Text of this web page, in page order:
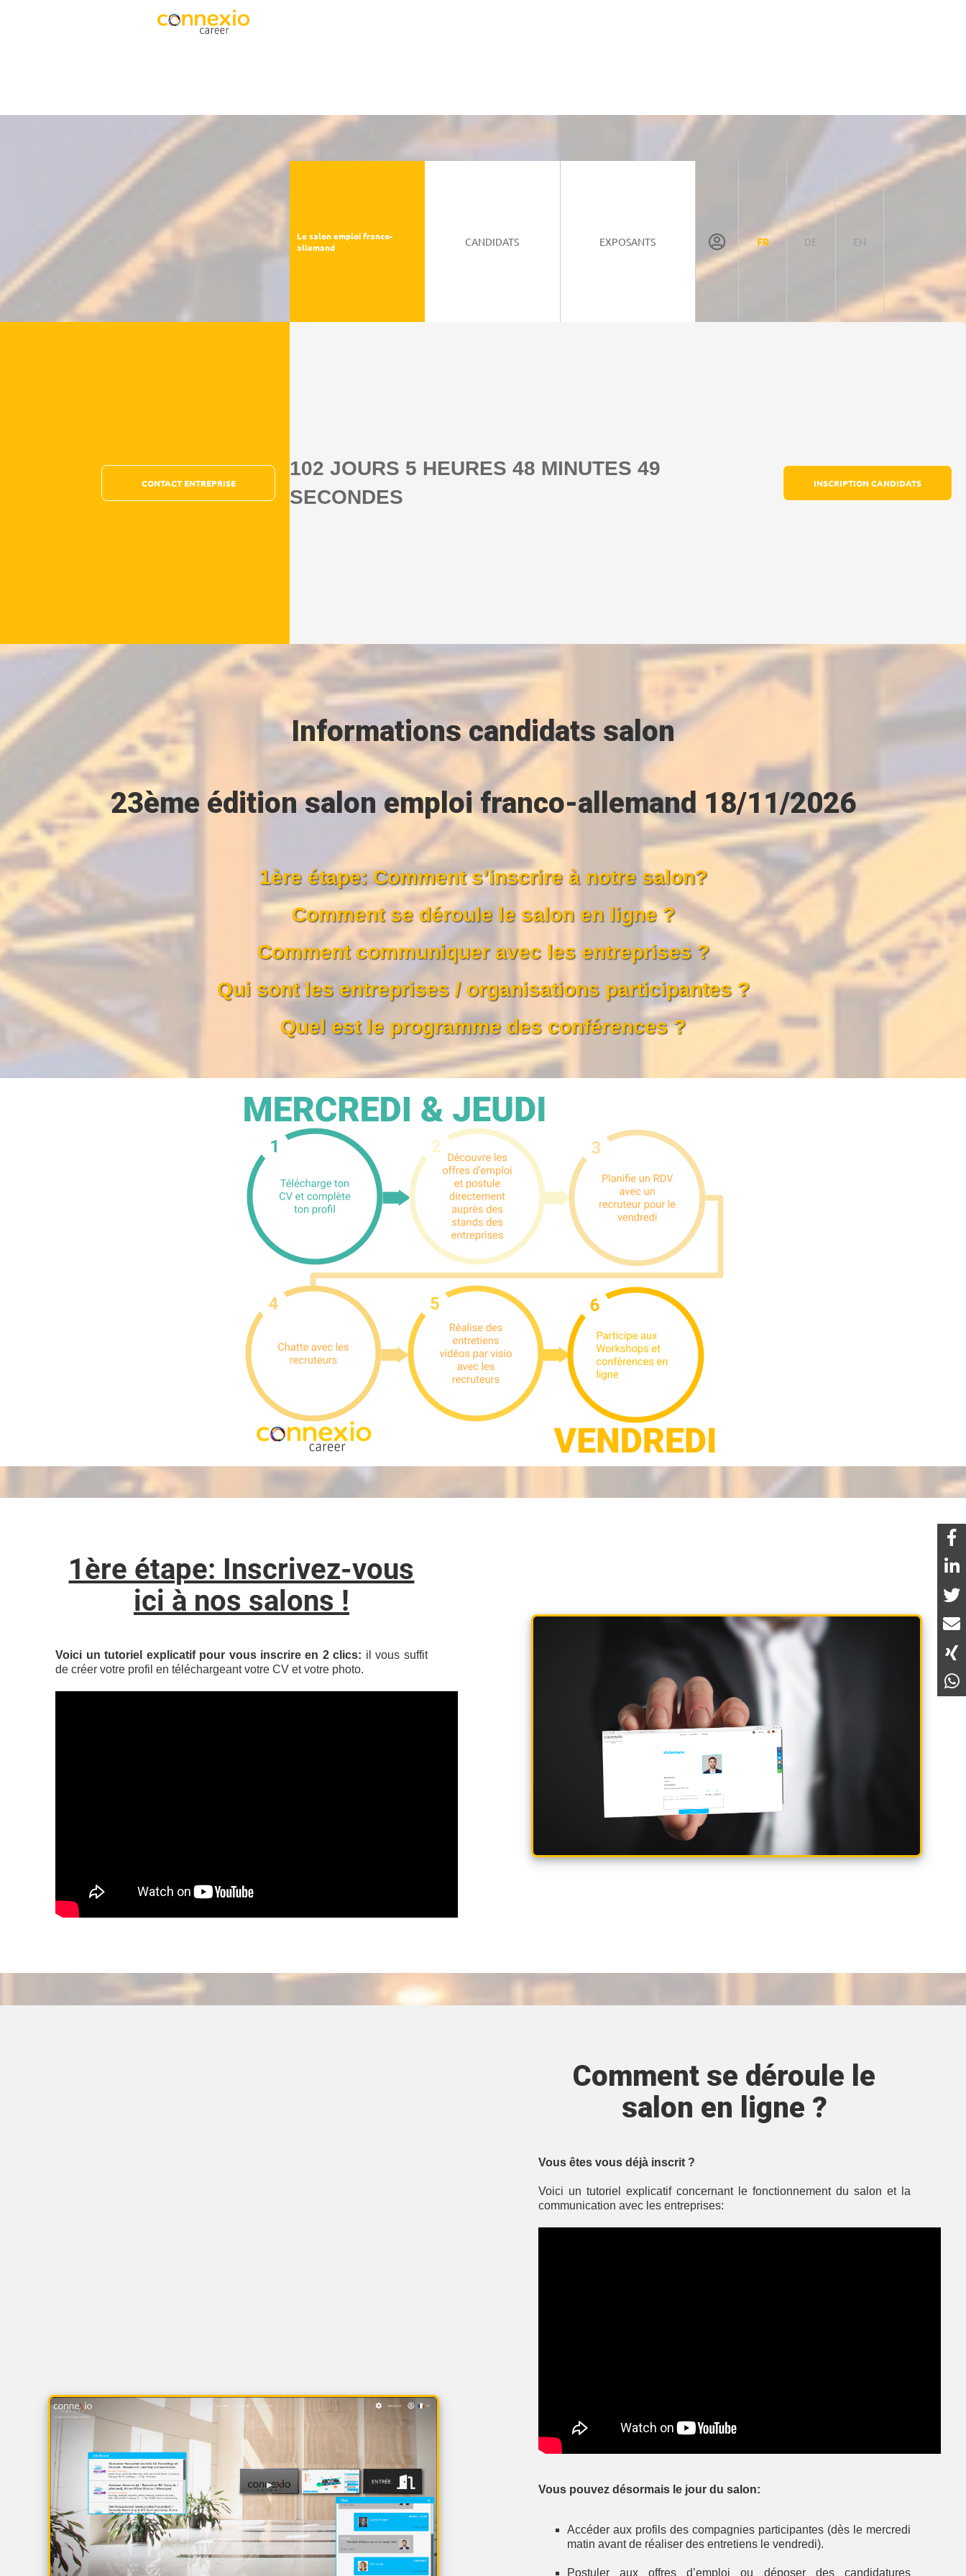
Le salon emploi franco-
allemand
CANDIDATS EXPOSANTS FR DE EN
CONTACT ENTREPRISE
102 JOURS 5 HEURES 48 MINUTES 47
SECONDES
INSCRIPTION CANDIDATS
Informations candidats salon
23ème édition salon emploi franco-allemand 18/11/2026
1ère étape: Comment s’inscrire à notre salon?
Comment se déroule le salon en ligne ?
Comment communiquer avec les entreprises ?
Qui sont les entreprises / organisations participantes ?
Quel est le programme des conférences ?
1ère étape: Inscrivez-vous
ici à nos salons !
Voici un tutoriel explicatif pour vous inscrire en 2 clics: il vous suffit
de créer votre profil en téléchargeant votre CV et votre photo.
Comment se déroule le
salon en ligne ?
Vous êtes vous déjà inscrit ?
Voici un tutoriel explicatif concernant le fonctionnement du salon et la
communication avec les entreprises:
Vous pouvez désormais le jour du salon:
Accéder aux profils des compagnies participantes (dès le mercredi
matin avant de réaliser des entretiens le vendredi).
Postuler aux offres d’emploi ou déposer des candidatures